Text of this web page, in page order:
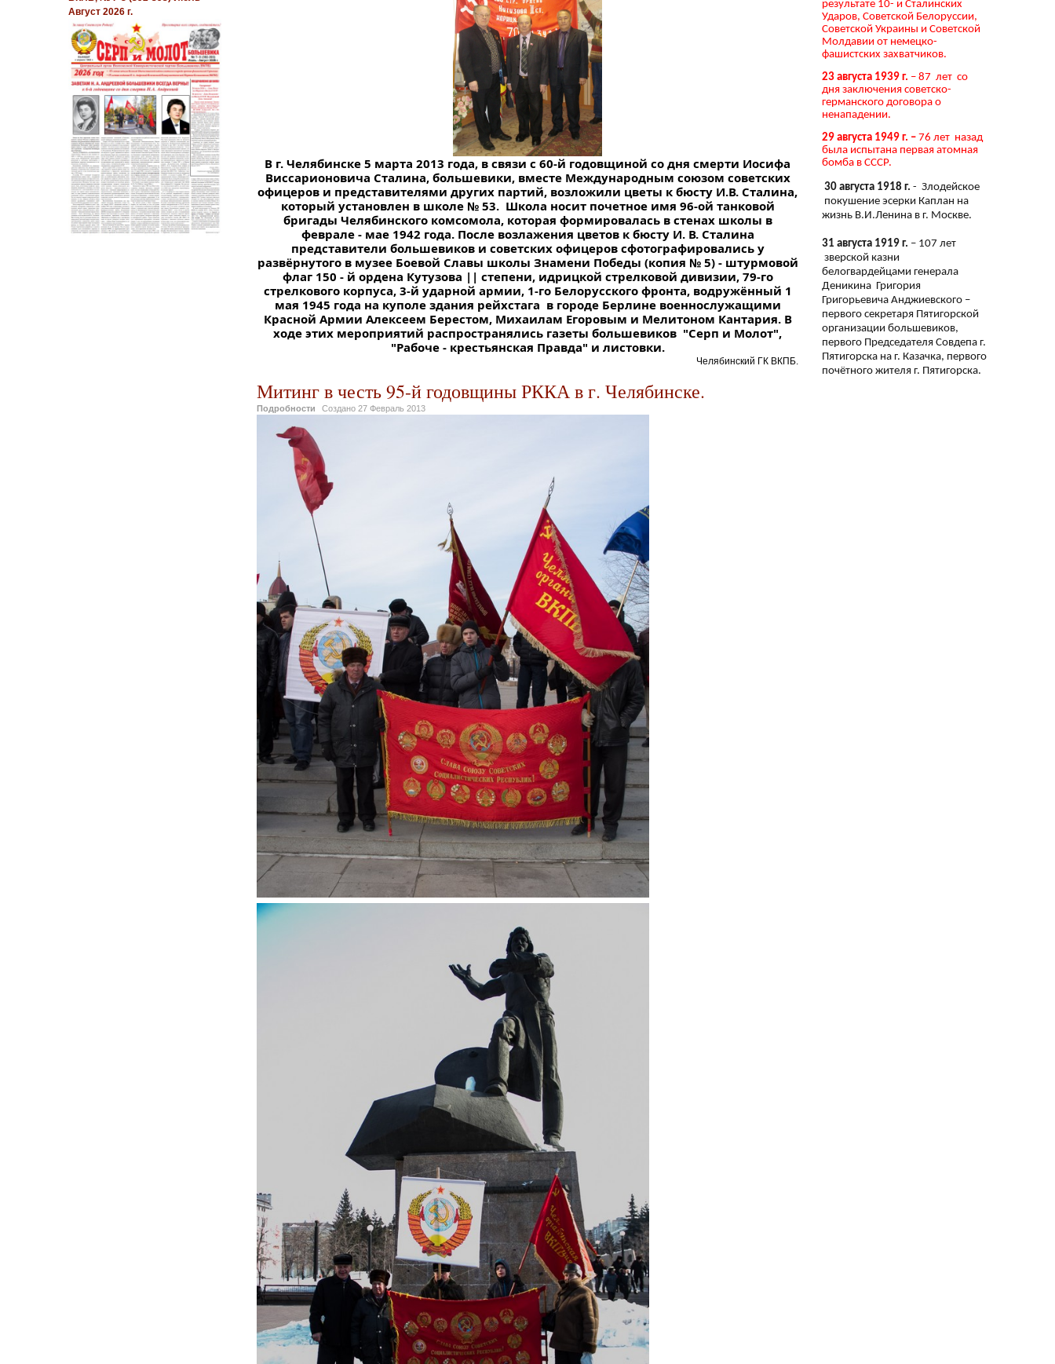
В г. Челябинске 5 марта 2013 года, в связи с 60-й годовщиной со дня смерти Иосифа
Виссарионовича Сталина, большевики, вместе Международным союзом советских
офицеров и представителями других партий, возложили цветы к бюсту И.В. Сталина,
который установлен в школе № 53. Школа носит почетное имя 96-oй танковой
бригады Челябинского комсомола, которая формировалась в стенах школы в
феврале - мае 1942 года. После возлажения цветов к бюсту И. В. Сталина
представители большевиков и советских офицеров сфотографировались у
развёрнутого в музее Боевой Славы школы Знамени Победы (копия № 5) - штурмовой
флаг 150 - й ордена Кутузова || степени, идрицкой стрелковой дивизии, 79-го
стрелкового корпуса, 3-й ударной армии, 1-го Белорусского фронта, водружённый 1
мая 1945 года на куполе здания рейхстага в городе Берлине военнослужащими
Красной Армии Алексеем Берестом, Михаилам Егоровым и Мелитоном Кантария. В
ходе этих мероприятий распространялись газеты большевиков "Серп и Молот",
"Рабоче - крестьянская Правда" и листовки.
Челябинский ГК ВКПБ.
Митинг в честь 95-й годовщины РККА в г. Челябинске.
Подробности Создано 27 Февраль 2013
Август 2026 г.
результате 10- и Сталинских
Ударов, Советской Белоруссии,
Советской Украины и Советской
Молдавии от немецко-
фашистских захватчиков.
23 августа 1939 г. – 87 лет со
дня заключения советско-
германского договора о
ненападении.
29 августа 1949 г. – 76 лет назад
была испытана первая атомная
бомба в СССР.
30 августа 1918 г. - Злодейское
покушение эсерки Каплан на
жизнь В.И.Ленина в г. Москве.
31 августа 1919 г. – 107 лет
зверской казни
белогвардейцами генерала
Деникина Григория
Григорьевича Анджиевского –
первого секретаря Пятигорской
организации большевиков,
первого Председателя Совдепа г.
Пятигорска на г. Казачка, первого
почётного жителя г. Пятигорска.